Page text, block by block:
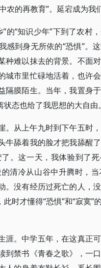
的再教育”。延宕成为我
的“知识少年”下到了农村
到身无所依的“恐惧”。
难以抹去的背景。不面
市里忙碌地活着，也许
膜陌生。当年，我置身
态也给了我思想的大自由。
从上午九时到下午五时
牛舔着我的脸才把我舔醒
了。这一天，我体验到
清冷从山谷中升腾时，
。没有经历过死亡的人，
时才懂得“恐惧”和“寂寞”
涯。中学五年，在这真正
禁书《青春之歌》，一